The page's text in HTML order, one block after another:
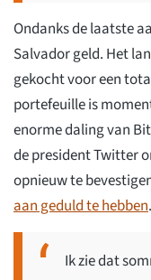
Ondanks de laatste
Salvador geld. Het
gekocht voor een
portefeuille is
enorme daling van
de president Twitter
opnieuw te
aan geduld te hebben
Ik zie dat